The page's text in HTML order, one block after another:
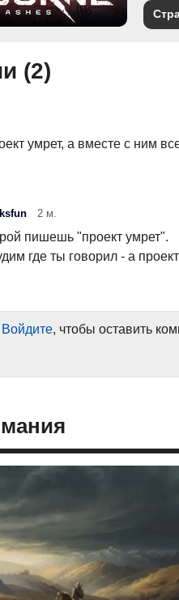
(2)
умрет, а вместе с ним
2 м.
пишешь "проект умрет".
где ты говорил - а
Войдите, чтобы оставить